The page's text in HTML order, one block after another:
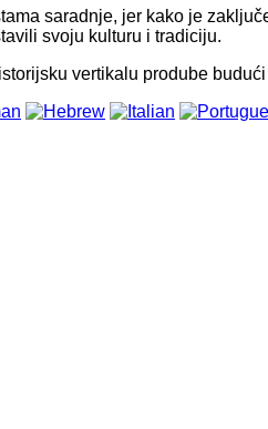
saradnje, jer kako je
svoju kulturu i tradiciju.
vertikalu prodube